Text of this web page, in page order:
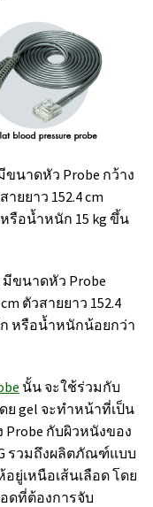
ขนาดหัว Probe กว้าง
ายยาว 152.4 cm
รือน้ำหนัก 15 kg ขึ้น
มีขนาดหัว Probe
ตัวสายยาว 152.4
หรือน้ำหนักน้อยกว่า
นั้น จะใช้ร่วมกับ
ย gel จะทำหน้าที่เป็น
กับผิวหนังของ
รวมถึงผลิตภัณฑ์แบบ
ยู่เหนือเส้นเลือด โดย
ดที่ต้องการจับ